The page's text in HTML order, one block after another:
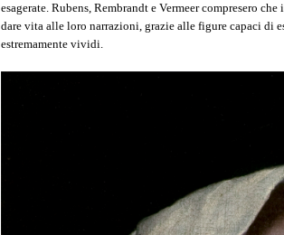
esagerate. Rubens, Rembrandt e Vermeer compresero
dare vita alle loro narrazioni, grazie alle figure capaci di
estremamente vividi.